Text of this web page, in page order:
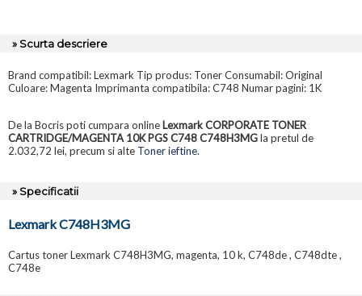
» Scurta descriere
Brand compatibil: Lexmark Tip produs: Toner Consumabil: Original
Culoare: Magenta Imprimanta compatibila: C748 Numar pagini: 1K
De la Bocris poti cumpara online Lexmark CORPORATE TONER
CARTRIDGE/MAGENTA 10K PGS C748 C748H3MGla pretul de
2.032,72 lei, precum si alte Toner ieftine.
» Specificatii
Lexmark C748H3MG
Cartus toner Lexmark C748H3MG, magenta, 10 k, C748de , C748dte ,
C748e